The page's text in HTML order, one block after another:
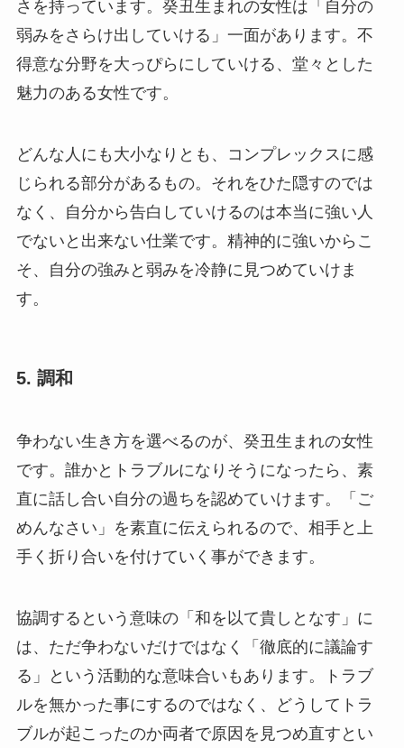
さを持っています。癸丑生まれの女性は「自分の
弱みをさらけ出していける」一面があります。不
得意な分野を大っぴらにしていける、堂々とした
魅力のある女性です。
どんな人にも大小なりとも、コンプレックスに感
じられる部分があるもの。それをひた隠すのでは
なく、自分から告白していけるのは本当に強い人
でないと出来ない仕業です。精神的に強いからこ
そ、自分の強みと弱みを冷静に見つめていけま
す。
5. 調和
争わない生き方を選べるのが、癸丑生まれの女性
です。誰かとトラブルになりそうになったら、素
直に話し合い自分の過ちを認めていけます。「ご
めんなさい」を素直に伝えられるので、相手と上
手く折り合いを付けていく事ができます。
協調するという意味の「和を以て貴しとなす」に
は、ただ争わないだけではなく「徹底的に議論す
る」という活動的な意味合いもあります。トラブ
ルを無かった事にするのではなく、どうしてトラ
ブルが起こったのか両者で原因を見つめ直すとい